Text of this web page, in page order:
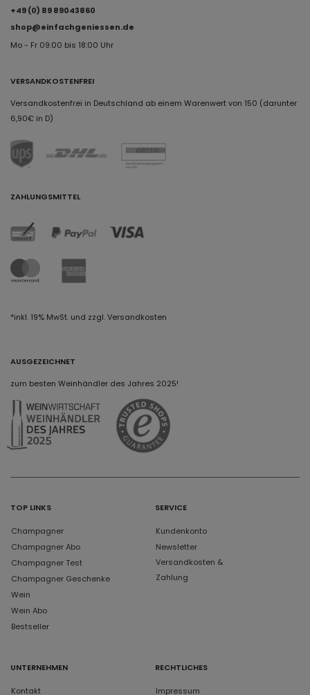
+49 (0) 89 89043860
shop@einfachgeniessen.de
Mo - Fr 09:00 bis 18:00 Uhr
VERSANDKOSTENFREI
Versandkostenfrei in Deutschland ab einem Warenwert von 150 (darunter
6,90€ in D)
ZAHLUNGSMITTEL
*inkl. 19% MwSt. und zzgl. Versandkosten
AUSGEZEICHNET
zum besten Weinhändler des Jahres 2025!
TOP LINKS
Champagner
Champagner Abo
Champagner Test
Champagner Geschenke
Wein
Wein Abo
Bestseller
SERVICE
Kundenkonto
Newsletter
Versandkosten &
Zahlung
UNTERNEHMEN
Kontakt
RECHTLICHES
Impressum